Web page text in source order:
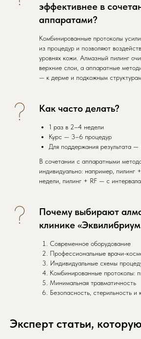
эффективнее в
аппаратами?
Комбинированные протоколы
из процедур и позволяют
уровнях кожи. Алмазный пилинг
верхние слои, а аппаратные
— к дерме и подкожным
Как часто делать?
1 раз в 2–4 недели
Курс — 3–6 процедур
Для поддержания результата
В сочетании с аппаратными
индивидуально: например, пилинг
недели, пилинг + RF — с
Почему выбирают
клинике
Современное оборудование
Профессиональные врачи-
Индивидуальные схемы
Комбинированные протоколы:
Минимальная травматичность
Безопасность, стерильность и
Эксперт статьи,